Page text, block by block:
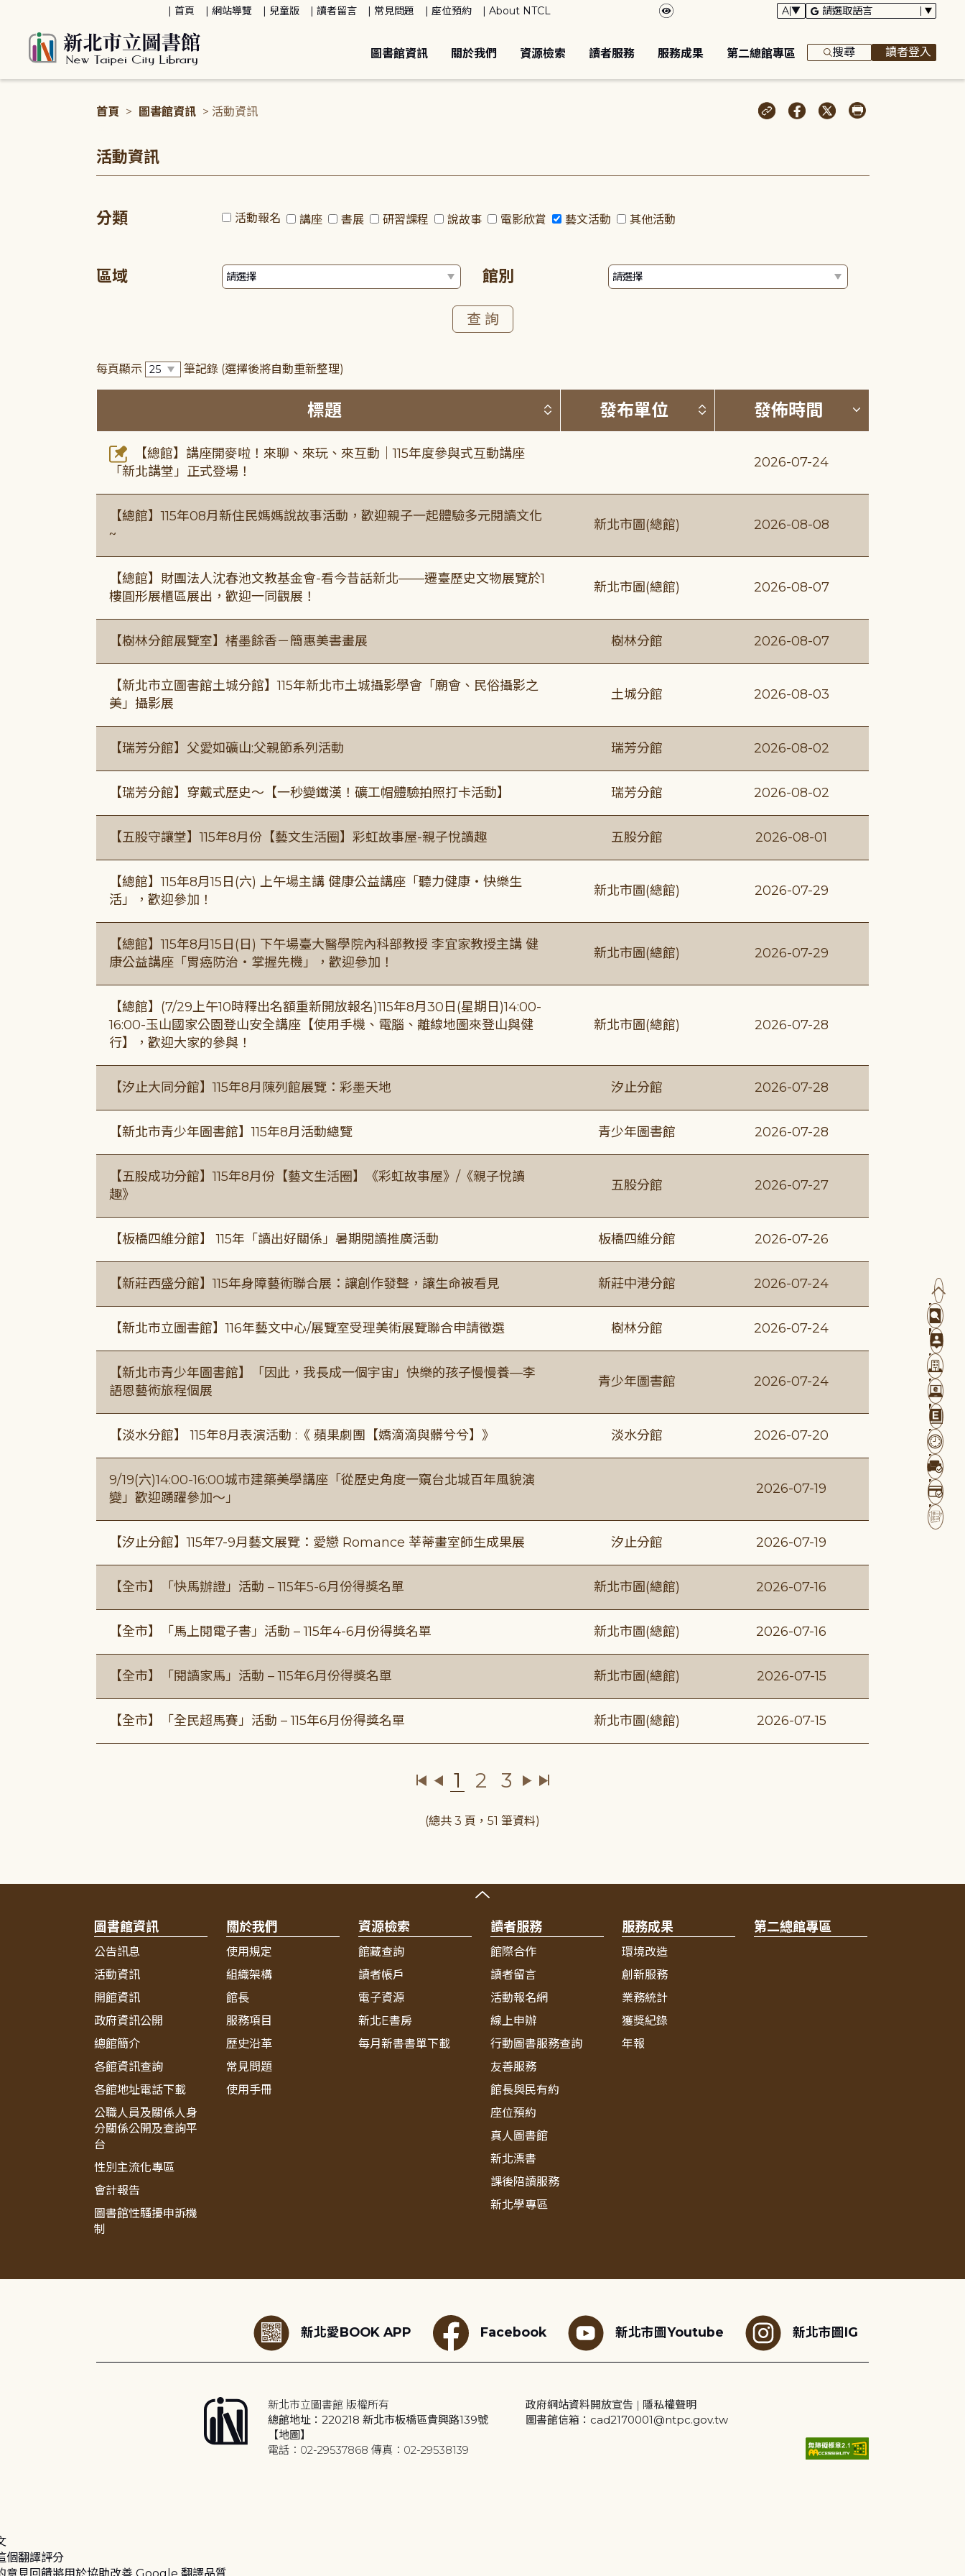
首頁 網站導覽 兒童版 讀者留言 常見問題 座位預約 About NTCL
圖書館資訊 關於我們 資源檢索 讀者服務 服務成果 第二總館專區 搜尋 讀者登入
首頁 > 圖書館資訊 > 活動資訊
活動資訊
分類 活動報名 講座 書展 研習課程 說故事 電影欣賞 藝文活動 其他活動
區域 館別
每頁顯示 筆記錄 (選擇後將自動重新整理)
標題 按標題排序 (升降冪)
發布單位 按發布單位排序 (升降冪)
發佈時間 按發佈時間
【總館】講座開麥啦！來聊、來玩、來互動｜115年度參與式互動講座
「新北講堂」正式登場！
2026-07-24
【總館】115年08月新住民媽媽說故事活動，歡迎親子一起體驗多元閱讀文化
~
新北市圖(總館) 2026-08-08
【總館】財團法人沈春池文教基金會-看今昔話新北——遷臺歷史文物展覽於1
樓圓形展櫃區展出，歡迎一同觀展！
新北市圖(總館) 2026-08-07
【樹林分館展覽室】楮墨餘香－簡惠美書畫展 樹林分館 2026-08-07
【新北市立圖書館土城分館】115年新北市土城攝影學會「廟會、民俗攝影之
美」攝影展
土城分館 2026-08-03
【瑞芳分館】父愛如礦山:父親節系列活動 瑞芳分館 2026-08-02
【瑞芳分館】穿戴式歷史〜【一秒變鐵漢！礦工帽體驗拍照打卡活動】 瑞芳分館 2026-08-02
【五股守讓堂】115年8月份【藝文生活圈】彩虹故事屋-親子悅讀趣 五股分館 2026-08-01
【總館】115年8月15日(六) 上午場主講 健康公益講座「聽力健康・快樂生
活」，歡迎參加！
新北市圖(總館) 2026-07-29
【總館】115年8月15日(日) 下午場臺大醫學院內科部教授 李宜家教授主講 健
康公益講座「胃癌防治・掌握先機」，歡迎參加！
新北市圖(總館) 2026-07-29
【總館】(7/29上午10時釋出名額重新開放報名)115年8月30日(星期日)14:00-
16:00-玉山國家公園登山安全講座【使用手機、電腦、離線地圖來登山與健
行】，歡迎大家的參與！
新北市圖(總館) 2026-07-28
【汐止大同分館】115年8月陳列館展覽：彩墨天地 汐止分館 2026-07-28
【新北市青少年圖書館】115年8月活動總覽 青少年圖書館 2026-07-28
【五股成功分館】115年8月份【藝文生活圈】《彩虹故事屋》/《親子悅讀
趣》
五股分館 2026-07-27
【板橋四維分館】 115年「讀出好關係」暑期閱讀推廣活動 板橋四維分館 2026-07-26
【新莊西盛分館】115年身障藝術聯合展：讓創作發聲，讓生命被看見 新莊中港分館 2026-07-24
【新北市立圖書館】116年藝文中心/展覽室受理美術展覽聯合申請徵選 樹林分館 2026-07-24
【新北市青少年圖書館】「因此，我長成一個宇宙」快樂的孩子慢慢養—李
語恩藝術旅程個展
青少年圖書館 2026-07-24
【淡水分館】 115年8月表演活動 :《 蘋果劇團【嬌滴滴與髒兮兮】》 淡水分館 2026-07-20
9/19(六)14:00-16:00城市建築美學講座「從歷史角度一窺台北城百年風貌演
變」歡迎踴躍參加～」
2026-07-19
【汐止分館】115年7-9月藝文展覽：愛戀 Romance 莘蒂畫室師生成果展 汐止分館 2026-07-19
【全市】「快馬辦證」活動 – 115年5-6月份得獎名單 新北市圖(總館) 2026-07-16
【全市】「馬上閱電子書」活動 – 115年4-6月份得獎名單 新北市圖(總館) 2026-07-16
【全市】「閱讀家馬」活動 – 115年6月份得獎名單 新北市圖(總館) 2026-07-15
【全市】「全民超馬賽」活動 – 115年6月份得獎名單 新北市圖(總館) 2026-07-15
1 2 3
(總共 3 頁，51 筆資料)
圖書館資訊
公告訊息
活動資訊
開館資訊
政府資訊公開
總館簡介
各館資訊查詢
各館地址電話下載
公職人員及關係人身
分關係公開及查詢平
台
性別主流化專區
會計報告
圖書館性騷擾申訴機
制
關於我們
使用規定
組織架構
館長
服務項目
歷史沿革
常見問題
使用手冊
資源檢索
館藏查詢
讀者帳戶
電子資源
新北E書房
每月新書書單下載
讀者服務
館際合作
讀者留言
活動報名網
線上申辦
行動圖書服務查詢
友善服務
館長與民有約
座位預約
真人圖書館
新北漂書
課後陪讀服務
新北學專區
服務成果
環境改造
創新服務
業務統計
獲獎紀錄
年報
第二總館專區
新北愛BOOK APP Facebook 新北市圖Youtube 新北市圖IG
新北市立圖書館 版權所有
總館地址：220218 新北市板橋區貴興路139號
【地圖】
電話：02-29537868 傳真：02-29538139
政府網站資料開放宣告 | 隱私權聲明
圖書館信箱：cad2170001@ntpc.gov.tw
個翻譯評分